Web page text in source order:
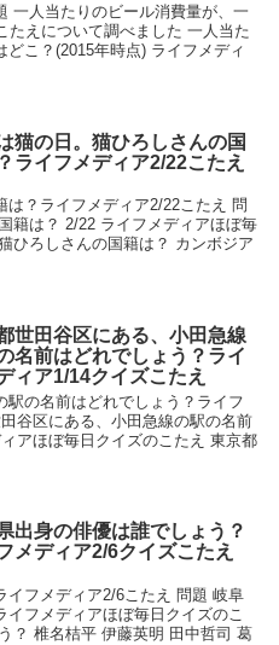
一人当たりのビール消費量が、一
たえについて調べました 一人当た
こ？(2015年時点) ライフメディ
猫の日。猫ひろしさんの国
ライフメディア2/22こたえ
？ライフメディア2/22こたえ 問
籍は？ 2/22 ライフメディアほぼ毎
ひろしさんの国籍は？ カンボジア
世田谷区にある、小田急線
名前はどれでしょう？ライ
ィア1/14クイズこたえ
の名前はどれでしょう？ライフ
谷区にある、小田急線の駅の名前
アほぼ毎日クイズのこたえ 東京都
出身の俳優は誰でしょう？
メディア2/6クイズこたえ
イフメディア2/6こたえ 問題 岐阜
フメディアほぼ毎日クイズのこ
？ 椎名桔平 伊藤英明 田中哲司 葛